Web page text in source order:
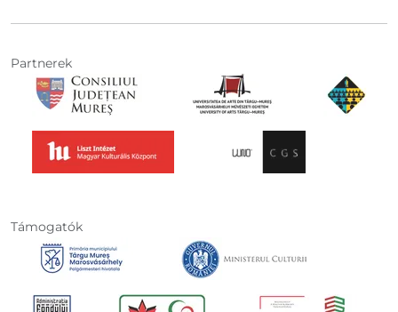
Partnerek
Támogatók